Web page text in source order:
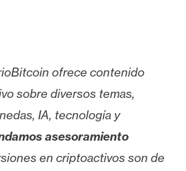
ofrece contenido
sobre diversos temas,
IA, tecnología y
asesoramiento
en criptoactivos son de